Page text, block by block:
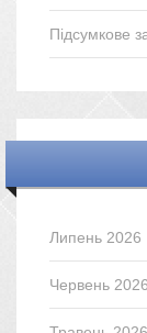
Підсумкове
Липень 2026
Червень 2026